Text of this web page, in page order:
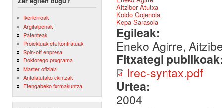
Ikerlerroak
Argitalpenak
Patenteak
Proiektuak eta kontratuak
Spin-off enpresa
Doktorego programa
Master ofiziala
Antolatutako ekintzak
Etengabeko formakuntza
Aitziber Atutxa
Koldo Gojenola
Kepa Sarasola
Egileak:
Eneko Agirre,
Fitxategi
lrec-syntax.pdf
Urtea:
2004